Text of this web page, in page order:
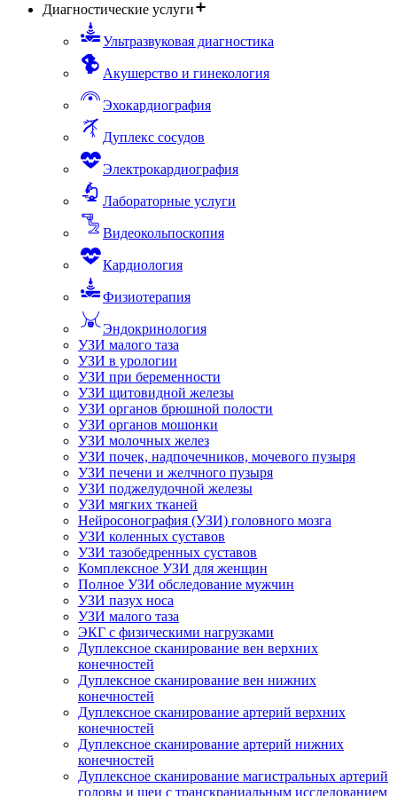
Диагностические услуги
Ультразвуковая диагностика
Акушерство и гинекология
Эхокардиография
Дуплекс сосудов
Электрокардиография
Лабораторные услуги
Видеокольпоскопия
Кардиология
Физиотерапия
Эндокринология
УЗИ малого таза
УЗИ в урологии
УЗИ при беременности
УЗИ щитовидной железы
УЗИ органов брюшной полости
УЗИ органов мошонки
УЗИ молочных желез
УЗИ почек, надпочечников, мочевого пузыря
УЗИ печени и желчного пузыря
УЗИ поджелудочной железы
УЗИ мягких тканей
Нейросонография (УЗИ) головного мозга
УЗИ коленных суставов
УЗИ тазобедренных суставов
Комплексное УЗИ для женщин
Полное УЗИ обследование мужчин
УЗИ пазух носа
УЗИ малого таза
ЭКГ с физическими нагрузками
Дуплексное сканирование вен верхних
конечностей
Дуплексное сканирование вен нижних
конечностей
Дуплексное сканирование артерий верхних
конечностей
Дуплексное сканирование артерий нижних
конечностей
Дуплексное сканирование магистральных артерий
головы и шеи с транскраниальным исследованием